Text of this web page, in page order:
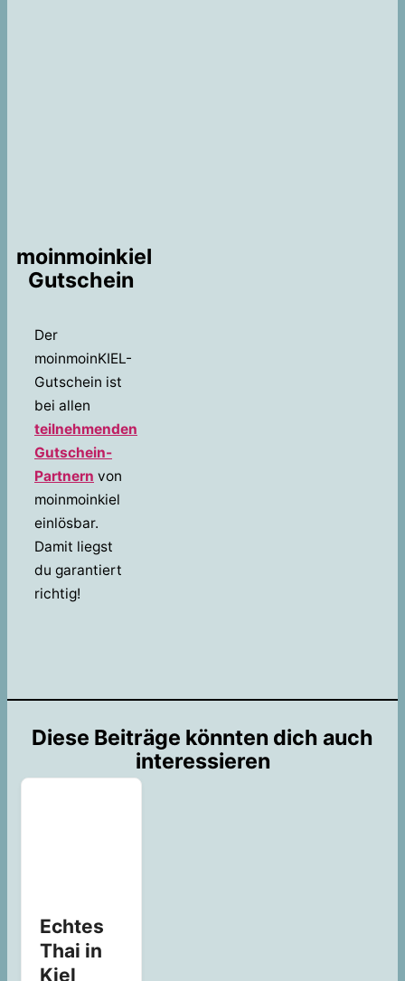
moinmoinkiel
Gutschein
Der
moinmoinKIEL-
Gutschein ist
bei allen
teilnehmenden
Gutschein-
Partnern von
moinmoinkiel
einlösbar.
Damit liegst
du garantiert
richtig!
Diese Beiträge könnten dich auch
interessieren
Echtes
Thai in
Kiel